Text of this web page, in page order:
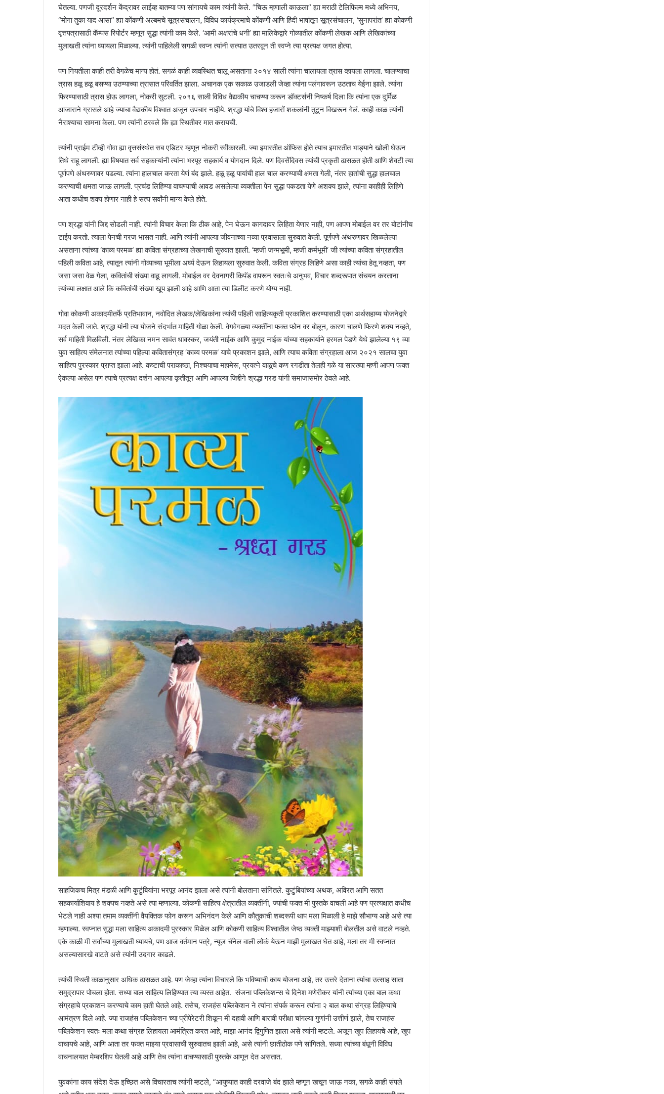
घेतल्या. पणजी दूरदर्शन केंद्रावर लाईव्ह बातम्या पण सांगायचे काम त्यांनी केले. “चिऊ म्हणाली काऊला” ह्या मराठी टेलिफिल्म मध्ये अभिनय,
“मोगा तुका याद आसा” ह्या कोंकणी अल्बमचे सूत्रसंचालन, विविध कार्यक्रमाचे कोंकणी आणि हिंदी भाषांतून सूत्रसंचालन, ‘सुनापरांत’ ह्या कोकणी
वृत्तपत्रासाठी कॅम्पस रिपोर्टर म्हणून सुद्धा त्यांनी काम केले. ‘आमी अक्षरांचे धनी’ ह्या मालिकेद्वारे गोव्यातील कोंकणी लेखक आणि लेखिकांच्या
मुलाखती त्यांना घ्यायला मिळाल्या. त्यांनी पाहिलेली सगळी स्वप्न त्यांनी सत्यात उतरवून ती स्वप्ने त्या प्रत्यक्ष जगत होत्या.
पण नियतीला काही तरी वेगळेच मान्य होतं. सगळं काही व्यवस्थित चालू असताना २०१४ साली त्यांना चालायला त्रास व्हायला लागला. चालण्याचा
त्रास हळू हळू बसण्या उठण्याच्या त्रासात परिवर्तित झाला. अचानक एक सकाळ उजाडली जेव्हा त्यांना पलंगावरून उठताच येईना झाले. त्यांना
फिरण्यासाठी त्रास होऊ लागला, नोकरी सुटली. २०१६ साली विविध वैद्यकीय चाचण्या करून डॉक्टर्सनी निष्कर्ष दिला कि त्यांना एक दुर्मिळ
आजाराने ग्रासले आहे ज्याचा वैद्यकीय विश्वात अजून उपचार नाहीये. श्रद्धा यांचे विश्व हजारों शकलांनी तुटून विखरून गेलं. काही काळ त्यांनी
नैराश्याचा सामना केला. पण त्यांनी ठरवले कि ह्या स्थितीवर मात करायची.
त्यांनी प्राईम टीव्ही गोवा ह्या वृत्तसंस्थेत सब एडिटर म्हणून नोकरी स्वीकारली. ज्या इमारतीत ऑफिस होते त्याच इमारतीत भाड्याने खोली घेऊन
तिथे राहू लागली. ह्या विषयात सर्व सहकाऱ्यांनी त्यांना भरपूर सहकार्य व योगदान दिले. पण दिवसेंदिवस त्यांची प्रकृती ढासळत होती आणि शेवटी त्या
पूर्णपणे अंथरुणावर पडल्या. त्यांना हालचाल करता येणं बंद झाले. हळू हळू पायांची हाल चाल करण्याची क्षमता गेली, नंतर हातांची सुद्धा हालचाल
करण्याची क्षमता जाऊ लागली. प्रचंड लिहिण्या वाचण्याची आवड असलेल्या व्यक्तीला पेन सुद्धा पकडता येणे अशक्य झाले, त्यांना काहीही लिहिणे
आता कधीच शक्य होणार नाही हे सत्य सर्वांनी मान्य केले होते.
पण श्रद्धा यांनी जिद्द सोडली नाही. त्यांनी विचार केला कि ठीक आहे, पेन घेऊन कागदावर लिहिता येणार नाही, पण आपण मोबाईल वर तर बोटांनीच
टाईप करतो. त्याला पेनची गरज भासत नाही. आणि त्यांनी आपल्या जीवनाच्या नव्या प्रवासाला सुरुवात केली. पूर्णपणे अंथरुणावर खिळलेल्या
असताना त्यांच्या ‘काव्य परमळ’ ह्या कविता संग्रहाच्या लेखनाची सुरुवात झाली. ‘म्हजी जन्मभूमी, म्हजी कर्मभूमी’ जी त्यांच्या कविता संग्रहातील
पहिली कविता आहे, त्यातून त्यांनी गोव्याच्या भूमीला अर्घ्य देऊन लिहायला सुरुवात केली. कविता संग्रह लिहिणे असा काही त्यांचा हेतू नव्हता, पण
जसा जसा वेळ गेला, कवितांची संख्या वाढू लागली. मोबाईल वर देवनागरी किपॅड वापरून स्वतःचे अनुभव, विचार शब्दरूपात संचयन करताना
त्यांच्या लक्षात आले कि कवितांची संख्या खूप झाली आहे आणि आता त्या डिलीट करणे योग्य नाही.
गोवा कोकणी अकादमीतर्फे प्रतिभावान, नवोदित लेखक/लेखिकांना त्यांची पहिली साहित्यकृती प्रकाशित करण्यासाठी एका अर्थसहाय्य योजनेद्वारे
मदत केली जाते. श्रद्धा यांनी त्या योजने संदर्भात माहिती गोळा केली. वेगवेगळ्या व्यक्तींना फक्त फोन वर बोलून, कारण चालणे फिरणे शक्य नव्हते,
सर्व माहिती मिळविली. नंतर लेखिका नमन सावंत धावस्कर, जयंती नाईक आणि कुमुद नाईक यांच्या सहकार्याने हरमल पेडणे येथे झालेल्या १९ व्या
युवा साहित्य संमेलनात त्यांच्या पहिल्या कवितासंग्रह ‘काव्य परमळ’ याचे प्रकाशन झाले, आणि त्याच कविता संग्रहाला आज २०२१ सालचा युवा
साहित्य पुरस्कार प्राप्त झाला आहे. कष्टाची पराकाष्ठा, निश्चयाचा महामेरू, प्रयत्ने वाळूचे कण रगडीता तेलही गळे या सारख्या म्हणी आपण फक्त
ऐकल्या असेल पण त्याचे प्रत्यक्ष दर्शन आपल्या कृतीतून आणि आपल्या जिद्दीने श्रद्धा गरड यांनी समाजासमोर ठेवले आहे.
साहजिकच मित्र मंडळी आणि कुटुंबियांना भरपूर आनंद झाला असे त्यांनी बोलताना सांगितले. कुटुंबियांच्या अथक, अविरत आणि सतत
सहकार्याशिवाय हे शक्यच नव्हते असे त्या म्हणाल्या. कोकणी साहित्य क्षेत्रातील व्यक्तींनी, ज्यांची फक्त मी पुस्तके वाचली आहे पण प्रत्यक्षात कधीच
भेटले नाही अश्या तमाम व्यक्तींनी वैयक्तिक फोन करून अभिनंदन केले आणि कौतुकाची शब्दरूपी थाप मला मिळाली हे माझे सौभाग्य आहे असे त्या
म्हणाल्या. स्वप्नात सुद्धा मला साहित्य अकादमी पुरस्कार मिळेल आणि कोकणी साहित्य विश्वातील जेष्ठ व्यक्ती माझ्याशी बोलतील असे वाटले नव्हते.
एके काळी मी सर्वांच्या मुलाखती घ्यायचे, पण आज वर्तमान पत्रे, न्यूज चॅनेल वाली लोकं येऊन माझी मुलाखत घेत आहे, मला तर मी स्वप्नात
असल्यासारखे वाटते असे त्यांनी उदगार काढले.
त्यांची स्थिती काळानुसार अधिक ढासळत आहे. पण जेव्हा त्यांना विचारले कि भविष्याची काय योजना आहे, तर उत्तरे देताना त्यांचा उत्साह साता
समुद्रापार पोचला होता. सध्या बाल साहित्य लिहिण्यात त्या व्यस्त आहेत. संजना पब्लिकेशन्स चे दिनेश मणेरीकर यांनी त्यांच्या एका बाल कथा
संग्रहाचे प्रकाशन करण्याचे काम हाती घेतले आहे. तसेच, राजहंस पब्लिकेशन ने त्यांना संपर्क करून त्यांना २ बाल कथा संग्रह लिहिण्याचे
आमंत्रण दिले आहे. ज्या राजहंस पब्लिकेशन च्या प्रीपेरेटरी शिकून मी दहावी आणि बारावी परीक्षा चांगल्या गुणांनी उत्तीर्ण झाले, तेच राजहंस
पब्लिकेशन स्वतः मला कथा संग्रह लिहायला आमंत्रित करत आहे, माझा आनंद द्विगुणित झाला असे त्यांनी म्हटले. अजून खूप लिहायचे आहे, खूप
वाचायचे आहे, आणि आता तर फक्त माझ्या प्रवासाची सुरुवातच झाली आहे, असे त्यांनी छातीठोक पणे सांगितले. सध्या त्यांच्या बंधूनी विविध
वाचनालयात मेम्बरशिप घेतली आहे आणि तेच त्यांना वाचण्यासाठी पुस्तके आणून देत असतात.
युवकांना काय संदेश देऊ इच्छित असे विचारताच त्यांनी म्हटले, “आयुष्यात काही दरवाजे बंद झाले म्हणून खचून जाऊ नका, सगळे काही संपले